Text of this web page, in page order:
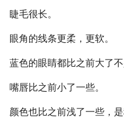
睫毛很长。
眼角的线条更柔，更软。
蓝色的眼睛都比之前大了不
嘴唇比之前小了一些。
颜色也比之前浅了一些，